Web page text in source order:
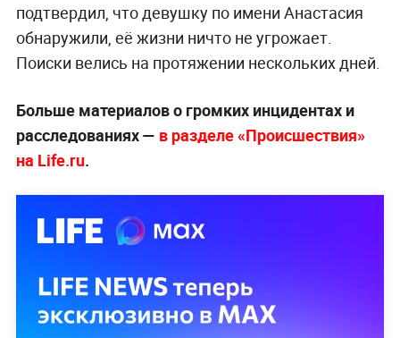
подтвердил, что девушку по имени Анастасия
обнаружили, её жизни ничто не угрожает.
Поиски велись на протяжении нескольких дней.
Больше материалов о громких инцидентах и
расследованиях — в разделе «Происшествия»
на Life.ru.